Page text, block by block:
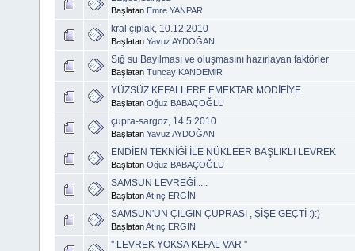
Başlatan Emre YANPAR
kral çıplak, 10.12.2010
Başlatan Yavuz AYDOĞAN
Sığ su Bayılması ve oluşmasını hazırlayan faktörler
Başlatan Tuncay KANDEMiR
YÜZSÜZ KEFALLERE EMEKTAR MODİFİYE
Başlatan Oğuz BABAÇOĞLU
çupra-sargoz, 14.5.2010
Başlatan Yavuz AYDOĞAN
ENDİEN TEKNİĞİ İLE NÜKLEER BAŞLIKLI LEVREK
Başlatan Oğuz BABAÇOĞLU
SAMSUN LEVREĞİ.....
BaşlatanAtınç ERGİN
SAMSUN'UN ÇILGIN ÇUPRASI , ŞİŞE GEÇTİ :):)
BaşlatanAtınç ERGİN
'' LEVREK YOKSA KEFAL VAR ''